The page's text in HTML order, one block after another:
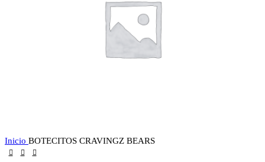
Inicio BOTECITOS CRAVINGZ BEARS